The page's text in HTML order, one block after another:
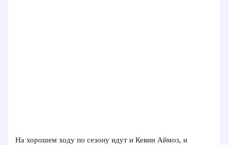
На хорошем ходу по сезону идут и Кевин Аймоз, и